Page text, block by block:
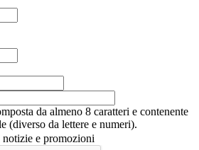
da almeno 8 caratteri e contenente
(diverso da lettere e numeri).
e promozioni